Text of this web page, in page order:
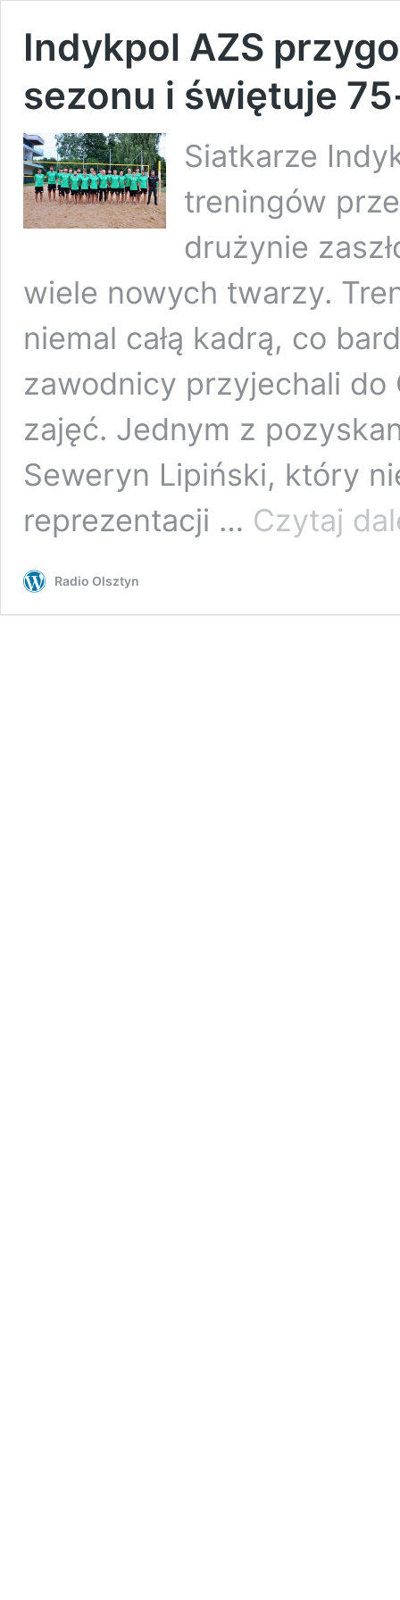
Indykpol AZS
sezonu i świętuje
Siatkarze
treningów
drużynie
wiele nowych twarzy.
niemal całą kadrą, co
zawodnicy przyjechali
zajęć. Jednym z
Seweryn Lipiński, który
reprezentacji … Czytaj
Radio Olsztyn